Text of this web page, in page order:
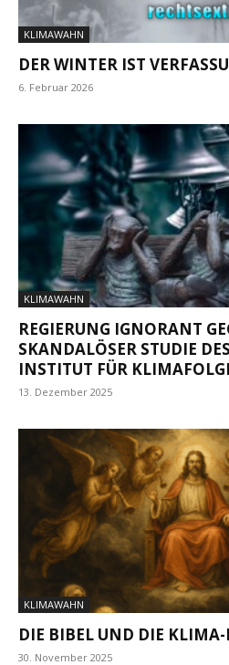
KLIMAWAHN
DER WINTER IST
6. Februar 2026
KLIMAWAHN
REGIERUNG IGNORANT
SKANDALÖSER STUDIE
INSTITUT FÜR
13. Dezember 2025
KLIMAWAHN
DIE BIBEL UND DIE
30. November 2025